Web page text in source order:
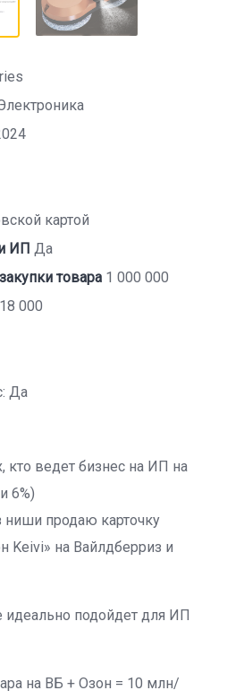
картой
ИП Да
товара 1 000 000
000
Да
кто ведет бизнес на ИП на
6%)
продаю карточку
Keivi» на Вайлдберриз и
подойдет для ИП
на ВБ + Озон = 10 млн/